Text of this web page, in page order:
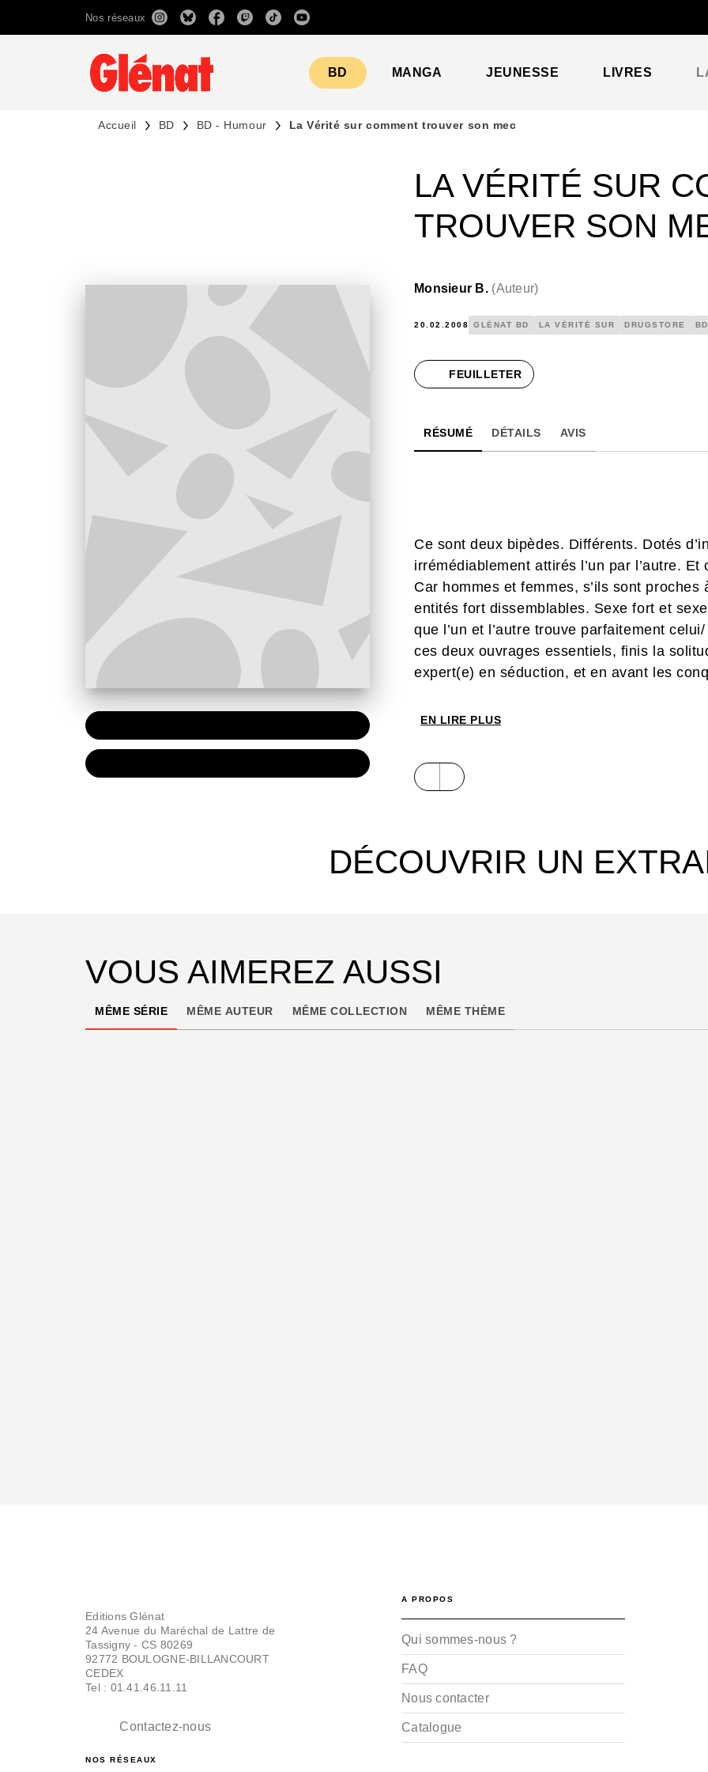
RECHERCHE CONTENU
Nos réseaux
BD MANGA JEUNESSE LIVRES
Accueil BD BD - Humour La Vérité sur comment trouver son mec
LA VÉRITÉ SUR
TROUVER SON
Monsieur B. (Auteur)
20.02.2008 GLÉNAT BD LA VÉRITÉ SUR DRUGSTORE
FEUILLETER
RÉSUMÉ DÉTAILS AVIS
Ce sont deux bipèdes. Différents. Dotés
irrémédiablement attirés l’un par l’autre.
Car hommes et femmes, s’ils sont
entités fort dissemblables. Sexe fort et
que l’un et l’autre trouve parfaitement
ces deux ouvrages essentiels, finis la
expert(e) en séduction, et en avant les
EN LIRE PLUS
DÉCOUVRIR UN
VOUS AIMEREZ AUSSI
MÊME SÉRIE MÊME AUTEUR MÊME COLLECTION MÊME THÈME
Editions Glénat
24 Avenue du Maréchal de Lattre de
Tassigny - CS 80269
92772 BOULOGNE-BILLANCOURT
CEDEX
Tel : 01.41.46.11.11
Contactez-nous
NOS RÉSEAUX
A PROPOS
Qui sommes-nous ?
FAQ
Nous contacter
Catalogue